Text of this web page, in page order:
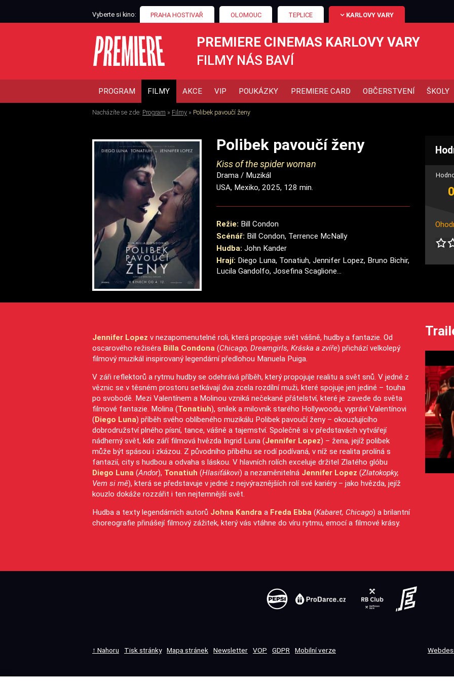
Vyberte si kino: PRAHA HOSTIVAŘ OLOMOUC TEPLICE KARLOVY VARY
PREMIERE CINEMAS KARLOVY VARY
FILMY NÁS BAVÍ
PROGRAM FILMY AKCE VIP POUKÁZKY PREMIERE CARD OBČERSTVENÍ ŠKOLY
Nacházíte se zde: Program » Filmy » Polibek pavoučí ženy
Polibek pavoučí ženy
Kiss of the spider woman
Drama / Muzikál
USA, Mexiko, 2025, 128 min.
Režie: Bill Condon
Scénář: Bill Condon, Terrence McNally
Hudba: John Kander
Hrají: Diego Luna, Tonatiuh, Jennifer Lopez, Bruno Bichir,
Lucila Gandolfo, Josefina Scaglione...
Jennifer Lopez v nezapomenutelné roli, která propojuje svět vášně, hudby a fantazie. Od
oscarového režiséra Billa Condona (Chicago, Dreamgirls, Kráska a zvíře) přichází velkolepý
filmový muzikál inspirovaný legendární předlohou Manuela Puiga.
V záři reflektorů a rytmu hudby se odehrává příběh, který propojuje realitu a svět snů. V jedné z
věznic se v těsném prostoru setkávají dva zcela rozdílní muži, které spojuje jen jediné – touha
po svobodě. Mezi Valentínem a Molinou vzniká nečekané přátelství, které je zavede do světa
filmové fantazie. Molina (Tonatiuh), snílek a milovník starého Hollywoodu, vypráví Valentínovi
(Diego Luna) příběh svého oblíbeného muzikálu Polibek pavoučí ženy – okouzlujícího
dobrodružství plného písní, tance, vášně a tajemství. Společně si v představách vytvářejí
nádherný svět, kde září filmová hvězda Ingrid Luna (Jennifer Lopez) – žena, jejíž polibek
může být spásou i zkázou. Z původního příběhu se rodí podívaná, v níž se realita prolíná s
fantazií, city s hudbou a odvaha s láskou. V hlavních rolích exceluje držitel Zlatého glóbu
Diego Luna (Andor), Tonatiuh (Hlasiťákovi) a nezaměnitelná Jennifer Lopez (Zlatokopky,
Vem si mě), která se představuje v jedné z nejvýraznějších rolí své kariéry – jako hvězda, jejíž
kouzlo dokáže rozzářit i ten nejtemnější svět.
Hudba a texty legendárních autorů Johna Kandra a Freda Ebba (Kabaret, Chicago) a brilantní
choreografie přinášejí filmový zážitek, který vás vtáhne do víru rytmu, emocí a filmové krásy.
↑ Nahoru Tisk stránky Mapa stránek Newsletter VOP GDPR Mobilní verze